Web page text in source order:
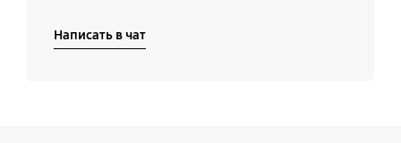
Написать в чат